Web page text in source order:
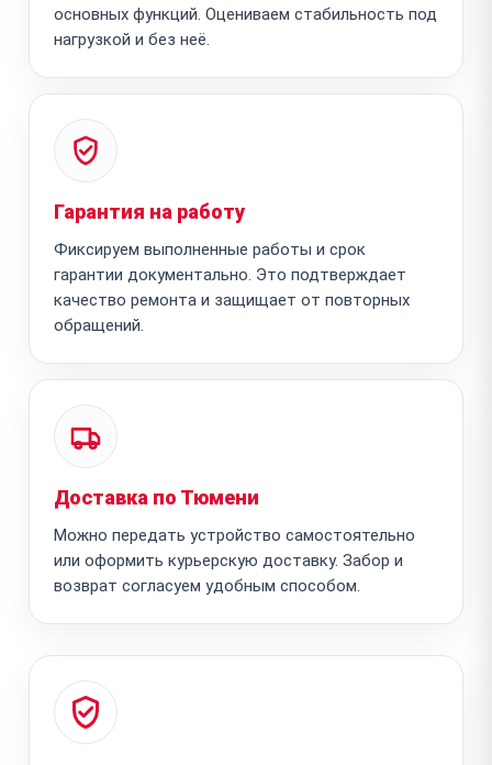
основных функций. Оцениваем стабильность под
нагрузкой и без неё.
Гарантия на работу
Фиксируем выполненные работы и срок
гарантии документально. Это подтверждает
качество ремонта и защищает от повторных
обращений.
Доставка по Тюмени
Можно передать устройство самостоятельно
или оформить курьерскую доставку. Забор и
возврат согласуем удобным способом.